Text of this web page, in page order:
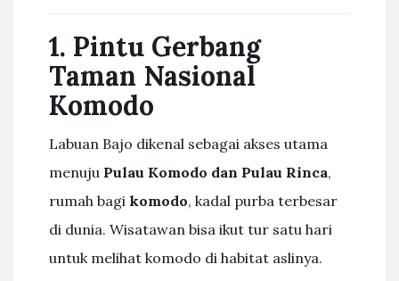
1. Pintu Gerbang
Taman Nasional
Komodo
Labuan Bajo dikenal sebagai akses utama
menuju Pulau Komodo dan Pulau Rinca,
rumah bagi komodo, kadal purba terbesar
di dunia. Wisatawan bisa ikut tur satu hari
untuk melihat komodo di habitat aslinya.